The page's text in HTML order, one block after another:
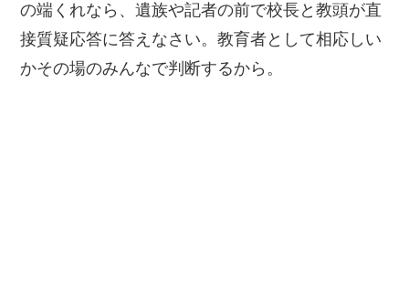
の端くれなら、遺族や記者の前で校長と教頭が直
接質疑応答に答えなさい。教育者として相応しい
かその場のみんなで判断するから。